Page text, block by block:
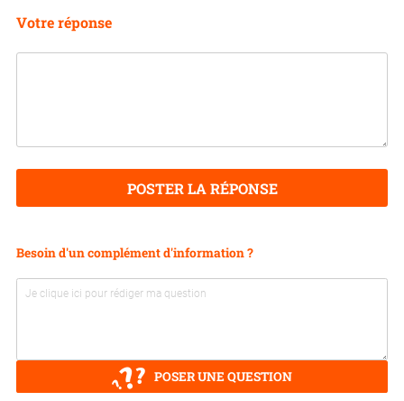
Votre réponse
POSTER LA RÉPONSE
Besoin d'un complément d'information ?
POSER UNE QUESTION